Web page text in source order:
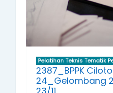
Pelatihan Teknis Tematik
2387_BPPK
24_Gelombang